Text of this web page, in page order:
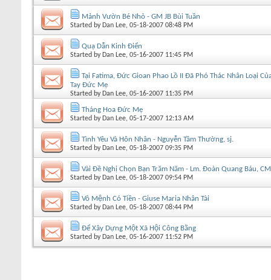
Mảnh Vườn Bé Nhỏ - GM JB Bùi Tuần
Started by Dan Lee, 05-18-2007 08:48 PM
Quạ Dẫn Kinh Điển
Started by Dan Lee, 05-16-2007 11:45 PM
Tại Fatima, Đức Gioan Phao Lồ II Đã Phó Thác Nhân Loại
Tay Đức Mẹ
Started by Dan Lee, 05-16-2007 11:35 PM
Tháng Hoa Đức Mẹ
Started by Dan Lee, 05-17-2007 12:13 AM
Tình Yêu Và Hôn Nhân - Nguyễn Tầm Thường, sj.
Started by Dan Lee, 05-18-2007 09:35 PM
Vài Ðề Nghị Chọn Bạn Trăm Năm - Lm. Đoàn Quang Báu,
Started by Dan Lee, 05-18-2007 09:54 PM
Vô Mệnh Có Tiền - Giuse Maria Nhân Tài
Started by Dan Lee, 05-18-2007 08:44 PM
Để Xây Dựng Một Xã Hội Công Bằng
Started by Dan Lee, 05-16-2007 11:52 PM